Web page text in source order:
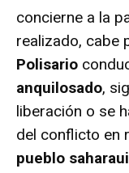
concierne a la
realizado, cabe
Polisario
anquilosado,
liberación o se
del conflicto en
pueblo